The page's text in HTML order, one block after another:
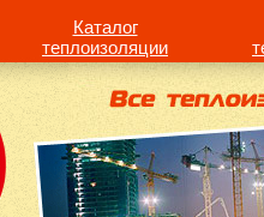
Каталог
теплоизоляции